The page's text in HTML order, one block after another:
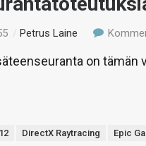
/Petrus Laine
on tämän
DirectX Raytracing Epic